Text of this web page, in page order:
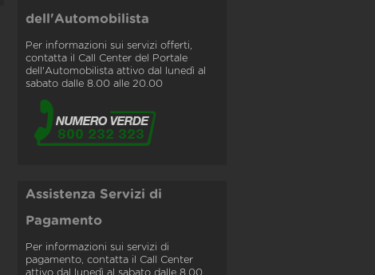
dell'Automobilista
Per informazioni sui servizi offerti,
contatta il Call Center del Portale
dell'Automobilista attivo dal lunedì al
sabato dalle 8.00 alle 20.00
Assistenza Servizi di
Pagamento
Per informazioni sui servizi di
pagamento, contatta il Call Center